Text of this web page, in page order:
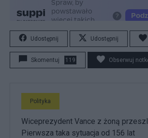
Udostępnij Udostępnij
Skomentuj 119 Obserwuj
Polityka
Wiceprezydent Vance z żoną
Pierwsza taka sytuacja od 156 lat